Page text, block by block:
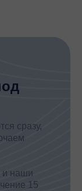
сразу,
и наши
15